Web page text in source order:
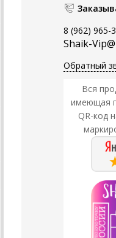
8 (962) 965-
Shaik-
Обратный
Вся
имеющая
QR-код